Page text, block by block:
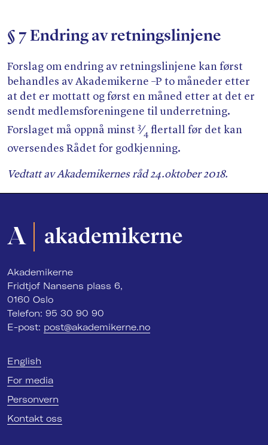
§ 7 Endring av retningslinjene
Forslag om endring av retningslinjene kan først
behandles av Akademikerne –P to måneder etter
at det er mottatt og først en måned etter at det er
sendt medlemsforeningene til underretning.
Forslaget må oppnå minst 3⁄4 flertall før det kan
oversendes Rådet for godkjenning.
Vedtatt av Akademikernes råd 24.oktober 2018.
Akademikerne
Fridtjof Nansens plass 6,
0160 Oslo
Telefon: 95 30 90 90
E-post: post@akademikerne.no
English
For media
Personvern
Kontakt oss